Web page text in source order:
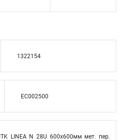
1322154
EC002500
ITK LINEA N 28U 600х600мм мет. пер.